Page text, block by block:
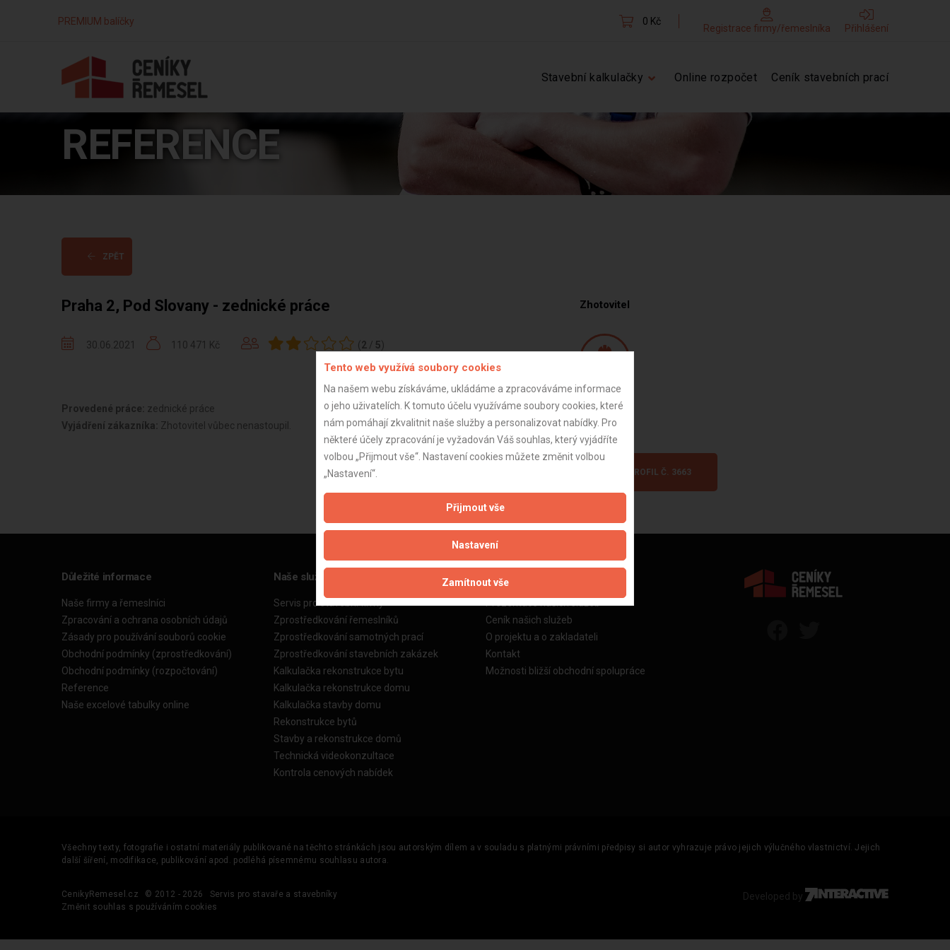
PREMIUM balíčky 0 Kč
Registrace firmy/řemeslníka Přihlášení
Stavební kalkulačky Online rozpočet Ceník stavebních prací
REFERENCE
ZPĚT
Praha 2, Pod Slovany - zednické práce
30.06.2021 110 471 Kč (2 / 5)
Provedené práce: zednické práce
Vyjádření zákazníka: Zhotovitel vůbec nenastoupil.
Zhotovitel
Jakub Š.
jednatel
ZOBRAZIT PROFIL Č. 3663
Důležité informace
Naše firmy a řemeslníci
Zpracování a ochrana osobních údajů
Zásady pro používání souborů cookie
Obchodní podmínky (zprostředkování)
Obchodní podmínky (rozpočtování)
Reference
Naše excelové tabulky online
Naše služby
Servis pro stavební firmy
Zprostředkování řemeslníků
Zprostředkování samotných prací
Zprostředkování stavebních zakázek
Kalkulačka rekonstrukce bytu
Kalkulačka rekonstrukce domu
Kalkulačka stavby domu
Rekonstrukce bytů
Stavby a rekonstrukce domů
Technická videokonzultace
Kontrola cenových nabídek
Informace o nás
Ceník našich služeb
O projektu a o zakladateli
Kontakt
Možnosti bližší obchodní spolupráce
Všechny texty, fotografie i ostatní materiály publikované na těchto stránkách jsou autorským dílem a v souladu s platnými právními předpisy si autor vyhrazuje právo jejich výlučného vlastnictví. Jejich
další šíření, modifikace, publikování apod. podléhá písemnému souhlasu autora.
CenikyRemesel.cz © 2012 - 2026
Servis pro stavaře a stavebníky
Změnit souhlas s používáním cookies
Developed by
Tento web využívá soubory cookies
Na našem webu získáváme, ukládáme a zpracováváme informace
o jeho uživatelích. K tomuto účelu využíváme soubory cookies, které
nám pomáhají zkvalitnit naše služby a personalizovat nabídky. Pro
některé účely zpracování je vyžadován Váš souhlas, který vyjádříte
volbou „Přijmout vše“. Nastavení cookies můžete změnit volbou
„Nastavení“.
Přijmout vše
Nastavení
Zamítnout vše